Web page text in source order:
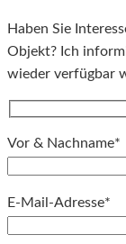
Haben Sie
Objekt? Ich
wieder verfügbar
Vor & Nachname*
E-Mail-Adresse*